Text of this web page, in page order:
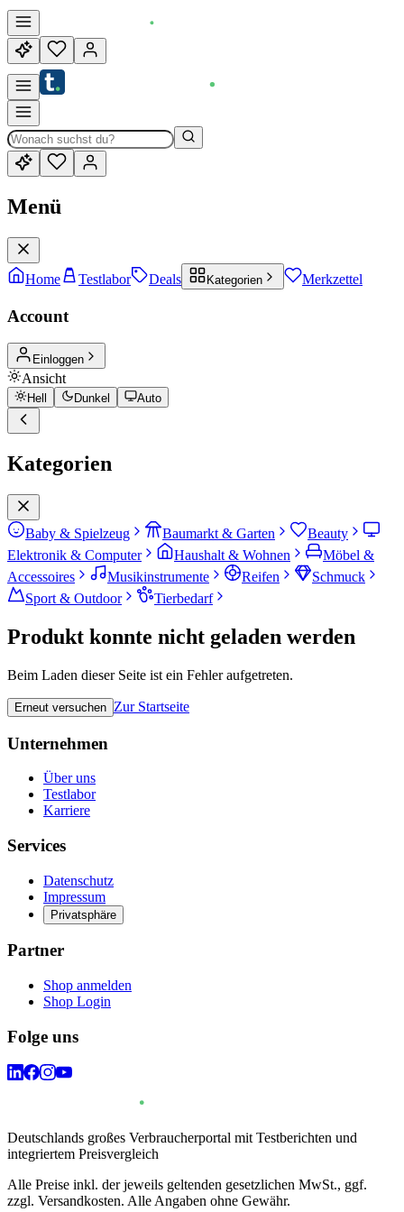
Menü
Home Testlabor Deals Kategorien Merkzettel
Account
Einloggen
Ansicht
Hell Dunkel Auto
Kategorien
Baby & Spielzeug Baumarkt & Garten
Beauty
Elektronik & Computer
Haushalt & Wohnen
Möbel &
Accessoires
Musikinstrumente Reifen
Schmuck
Sport & Outdoor
Tierbedarf
Produkt konnte nicht geladen werden
Beim Laden dieser Seite ist ein Fehler aufgetreten.
Erneut versuchen Zur Startseite
Unternehmen
Über uns
Testlabor
Karriere
Services
Datenschutz
Impressum
Privatsphäre
Partner
Shop anmelden
Shop Login
Folge uns
Deutschlands großes Verbraucherportal mit Testberichten und
integriertem Preisvergleich
Alle Preise inkl. der jeweils geltenden gesetzlichen MwSt., ggf.
zzgl. Versandkosten. Alle Angaben ohne Gewähr.